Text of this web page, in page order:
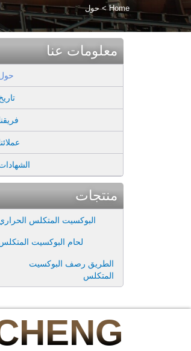
Home
>حول
معلومات عنا
منتجات
البوكسيت المتكلس
لحام البوكسيت
الطريق رصف البوكسيت
المتكلس